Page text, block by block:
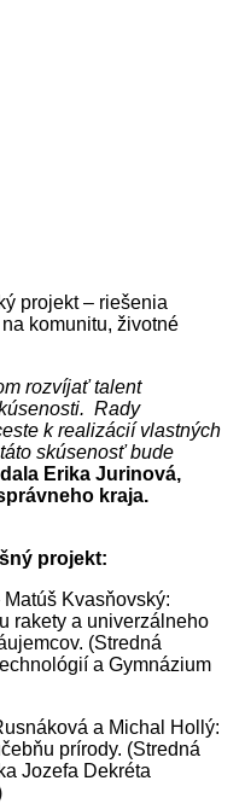
projekt – riešenia
komunitu, životné
rozvíjať talent
Rady
k realizácií vlastných
skúsenosť bude
Erika Jurinová,
kraja.
projekt:
Kvasňovský:
rakety a univerzálneho
(Stredná
a Gymnázium
a Michal Hollý:
prírody. (Stredná
Jozefa Dekréta